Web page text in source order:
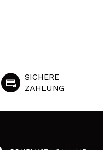
SICHERE
ZAHLUNG